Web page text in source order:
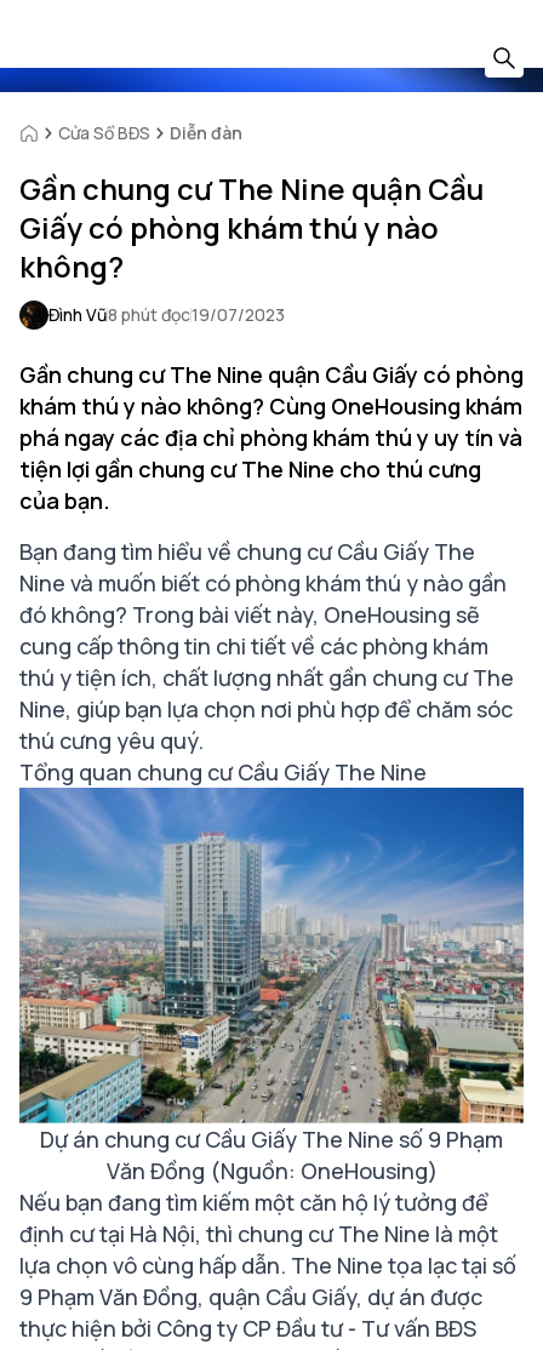
Cửa Sổ BĐS Diễn đàn
Gần chung cư The Nine quận Cầu
Giấy có phòng khám thú y nào
không?
Đình Vũ8 phút đọc19/07/2023
Gần chung cư The Nine quận Cầu Giấy có phòng
khám thú y nào không? Cùng OneHousing khám
phá ngay các địa chỉ phòng khám thú y uy tín và
tiện lợi gần chung cư The Nine cho thú cưng
của bạn.
Bạn đang tìm hiểu về chung cư Cầu Giấy The
Nine và muốn biết có phòng khám thú y nào gần
đó không? Trong bài viết này, OneHousing sẽ
cung cấp thông tin chi tiết về các phòng khám
thú y tiện ích, chất lượng nhất gần chung cư The
Nine, giúp bạn lựa chọn nơi phù hợp để chăm sóc
thú cưng yêu quý.
Tổng quan chung cư Cầu Giấy The Nine
Dự án chung cư Cầu Giấy The Nine số 9 Phạm
Văn Đồng (Nguồn: OneHousing)
Nếu bạn đang tìm kiếm một căn hộ lý tưởng để
định cư tại Hà Nội, thì chung cư The Nine là một
lựa chọn vô cùng hấp dẫn. The Nine tọa lạc tại số
9 Phạm Văn Đồng, quận Cầu Giấy, dự án được
thực hiện bởi Công ty CP Đầu tư - Tư vấn BĐS